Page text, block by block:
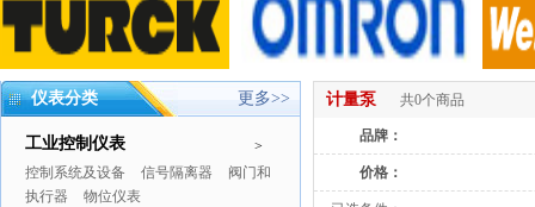
仪表分类 更多>>
>
工业控制仪表
控制系统及设备 信号隔离器
阀门和
执行器
物位仪表
计量泵 共0个商品
品牌：
价格：